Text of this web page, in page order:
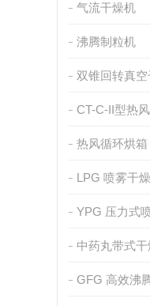
气流干燥机
沸腾制粒机
双锥回转真
CT-C-II型热
热风循环烘箱
LPG 喷雾干
YPG 压力式
中药丸带式
GFG 高效沸